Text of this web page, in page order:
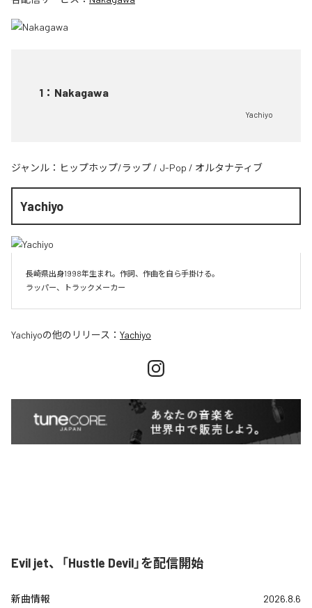
1 ： Nakagawa
Yachiyo
ジャンル： ヒップホップ/ラップ / J-Pop / オルタナティブ
Yachiyo
長崎県出身1998年生まれ。作詞、作曲を自ら手掛ける。
Yachiyoの他のリリース： Yachiyo
Evil jet、「Hustle Devil」を配信開始
新曲情報 2026.8.6